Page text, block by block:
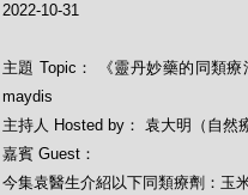
2022-10-31
主題 Topic： 《靈丹妙藥的同類
maydis
主持人 Hosted by： 袁大明（自然
嘉賓 Guest：
今集袁醫生介紹以下同類療劑：玉